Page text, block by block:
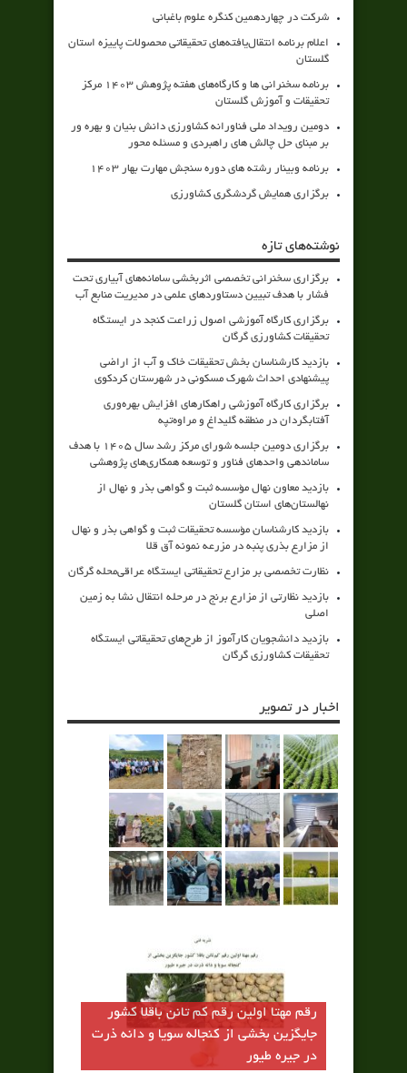
شرکت در چهاردهمین کنگره علوم باغبانی
اعلام برنامه انتقال‌یافته‌های تحقیقاتی محصولات پاییزه استان
گلستان
برنامه سخنرانی ها و کارگاه‌های هفته پژوهش 1403 مرکز
تحقیقات و آموزش گلستان
دومین رویداد ملی فناورانه کشاورزی دانش بنیان و بهره ور
بر مبنای حل چالش های راهبردی و مسئله محور
برنامه وبینار رشته های دوره سنجش مهارت بهار 1403
برگزاری همایش گردشگری کشاورزی
نوشته‌های تازه
برگزاری سخنرانی تخصصی اثربخشی سامانه‌های آبیاری تحت
فشار با هدف تبیین دستاوردهای علمی در مدیریت منابع آب
برگزاری کارگاه آموزشی اصول زراعت کنجد در ایستگاه
تحقیقات کشاورزی گرگان
بازدید کارشناسان بخش تحقیقات خاک و آب از اراضی
پیشنهادی احداث شهرک مسکونی در شهرستان کردکوی
برگزاری کارگاه آموزشی راهکارهای افزایش بهره‌وری
آفتابگردان در منطقه گلیداغ و مراوه‌تپه
برگزاری دومین جلسه شورای مرکز رشد سال ۱۴۰۵ با هدف
ساماندهی واحدهای فناور و توسعه همکاری‌های پژوهشی
بازدید معاون نهال مؤسسه ثبت و گواهی بذر و نهال از
نهالستان‌های استان گلستان
بازدید کارشناسان مؤسسه تحقیقات ثبت و گواهی بذر و نهال
از مزارع بذری پنبه در مزرعه نمونه آق قلا
نظارت تخصصی بر مزارع تحقیقاتی ایستگاه عراقی‌محله گرگان
بازدید نظارتی از مزارع برنج در مرحله انتقال نشا به زمین
اصلی
بازدید دانشجویان کارآموز از طرح‌های تحقیقاتی ایستگاه
تحقیقات کشاورزی گرگان
اخبار در تصویر
رقم مهتا اولين رقم كم تانن باقلا كشور
جايگزين بخشي از كنجاله سويا و دانه ذرت
در جيره طيور